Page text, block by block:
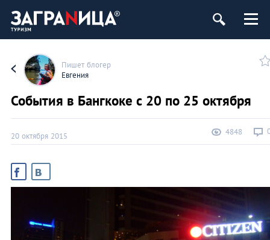
Пишет блогер
Евгения
События в Бангкоке с 20 по 25 октября
20 октября 2015 4848